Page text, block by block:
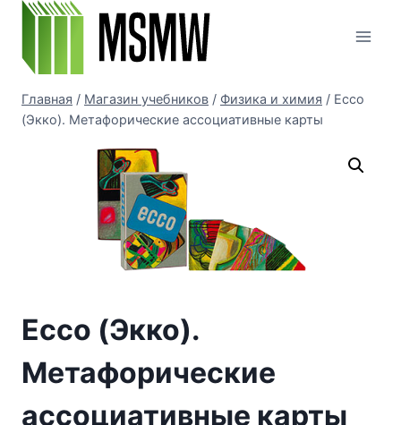
Перейти
содержимому
Главная / Магазин учебников / Физика и химия / Ecco
(Экко). Метафорические ассоциативные карты
Ecco (Экко).
Метафорические
ассоциативные карты